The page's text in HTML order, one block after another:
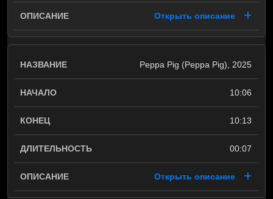
Открыть описание
Peppa Pig (Peppa Pig), 2025
10:06
10:13
00:07
Открыть описание